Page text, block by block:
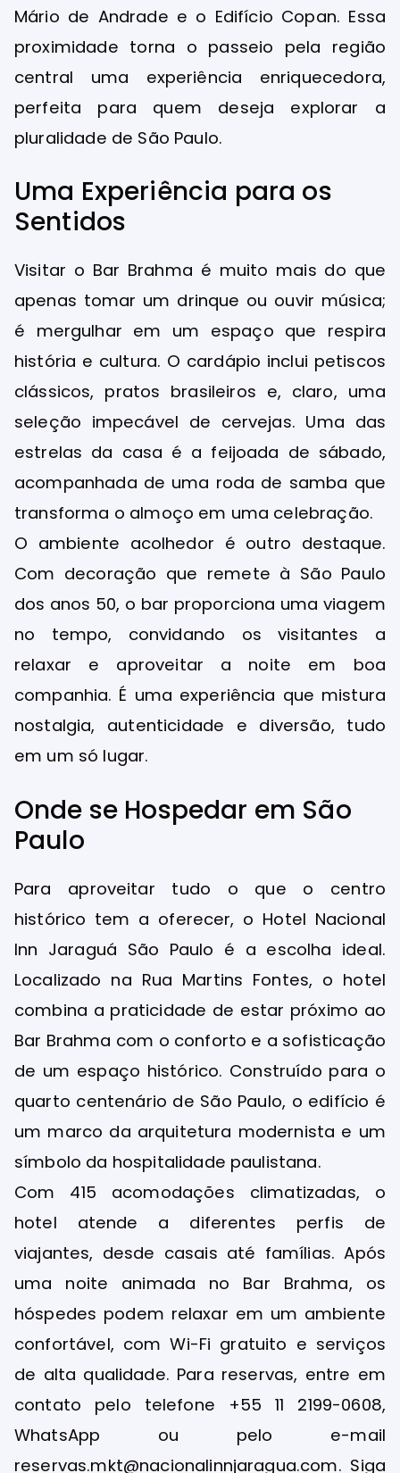
Mário de Andrade e o Edifício Copan. Essa
proximidade torna o passeio pela região
central uma experiência enriquecedora,
perfeita para quem deseja explorar a
pluralidade de São Paulo.
Uma Experiência para os
Sentidos
Visitar o Bar Brahma é muito mais do que
apenas tomar um drinque ou ouvir música;
é mergulhar em um espaço que respira
história e cultura. O cardápio inclui petiscos
clássicos, pratos brasileiros e, claro, uma
seleção impecável de cervejas. Uma das
estrelas da casa é a feijoada de sábado,
acompanhada de uma roda de samba que
transforma o almoço em uma celebração.
O ambiente acolhedor é outro destaque.
Com decoração que remete à São Paulo
dos anos 50, o bar proporciona uma viagem
no tempo, convidando os visitantes a
relaxar e aproveitar a noite em boa
companhia. É uma experiência que mistura
nostalgia, autenticidade e diversão, tudo
em um só lugar.
Onde se Hospedar em São
Paulo
Para aproveitar tudo o que o centro
histórico tem a oferecer, o Hotel Nacional
Inn Jaraguá São Paulo é a escolha ideal.
Localizado na Rua Martins Fontes, o hotel
combina a praticidade de estar próximo ao
Bar Brahma com o conforto e a sofisticação
de um espaço histórico. Construído para o
quarto centenário de São Paulo, o edifício é
um marco da arquitetura modernista e um
símbolo da hospitalidade paulistana.
Com 415 acomodações climatizadas, o
hotel atende a diferentes perfis de
viajantes, desde casais até famílias. Após
uma noite animada no Bar Brahma, os
hóspedes podem relaxar em um ambiente
confortável, com Wi-Fi gratuito e serviços
de alta qualidade. Para reservas, entre em
contato pelo telefone +55 11 2199-0608,
WhatsApp ou pelo e-mail
reservas.mkt@nacionalinnjaragua.com. Siga